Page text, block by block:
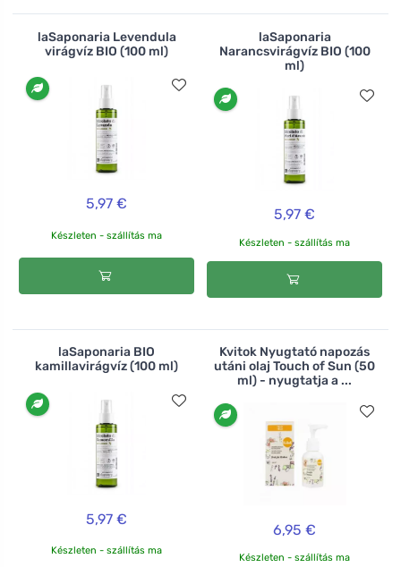
laSaponaria Levendula
virágvíz BIO (100 ml)
5,97 €
Készleten - szállítás ma
laSaponaria
Narancsvirágvíz BIO (100
ml)
5,97 €
Készleten - szállítás ma
laSaponaria BIO
kamillavirágvíz (100 ml)
5,97 €
Készleten - szállítás ma
Kvitok Nyugtató napozás
utáni olaj Touch of Sun (50
ml) - nyugtatja a ...
6,95 €
Készleten - szállítás ma